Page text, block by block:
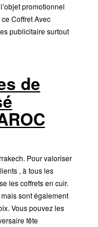
promotionnel
Coffret Avec
publicitaire surtout
de
Pour valoriser
, à tous les
les coffrets en cuir.
sont également
Vous pouvez les
fête